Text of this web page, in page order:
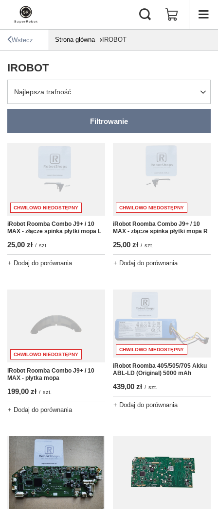
Wstecz Strona główna IROBOT
IROBOT
Zmień sortowanie
Najlepsza trafność
Filtrowanie
CHWILOWO NIEDOSTĘPNY
iRobot Roomba Combo J9+ / 10
MAX - złącze spinka płytki mopa L
25,00 zł / szt.
+ Dodaj do porównania
CHWILOWO NIEDOSTĘPNY
iRobot Roomba Combo J9+ / 10
MAX - złącze spinka płytki mopa R
25,00 zł / szt.
+ Dodaj do porównania
CHWILOWO NIEDOSTĘPNY
iRobot Roomba Combo J9+ / 10
MAX - płytka mopa
199,00 zł / szt.
+ Dodaj do porównania
CHWILOWO NIEDOSTĘPNY
iRobot Roomba 405/505/705 Akku
ABL-LD (Original) 5000 mAh
439,00 zł / szt.
+ Dodaj do porównania